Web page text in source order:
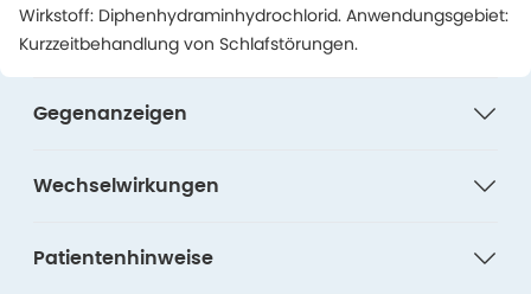
Wirkstoff: Diphenhydraminhydrochlorid. Anwendungsgebiet:
Kurzzeitbehandlung von Schlafstörungen.
Gegenanzeigen
Wechselwirkungen
Patientenhinweise